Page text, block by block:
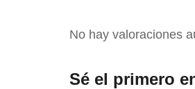
No hay valoraciones
Sé el primero